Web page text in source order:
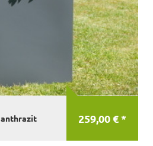
259,00 € *
anthrazit